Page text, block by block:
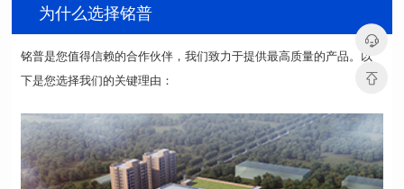
为什么选择铭普
下是您选择我们的关键理由：